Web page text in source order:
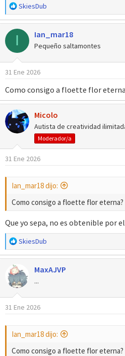
R
e
a
i
o
n
s
:
SkiesDub
I Ian_mar18
Pequeño saltamontes
31 Ene 2026
Como consigo a floette flor
Micolo
Autista de creatividad
Moderador/a
31 Ene 2026
Ian_mar18 dijo:
Como consigo a floette flor eterna?
Que yo sepa, no es obtenible por
R
e
a
c
c
i
o
n
:
SkiesDub
MaxAJVP
...
31 Ene 2026
Ian_mar18 dijo:
Como consigo a floette flor eterna?